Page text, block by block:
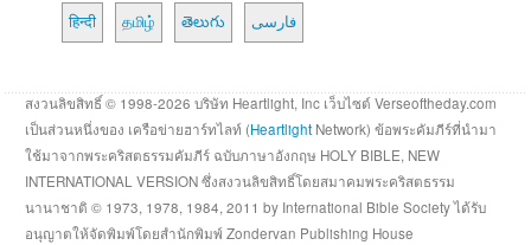
हिन्दी தமிழ் తెలుగు فارسی
สงวนลิขสิทธิ์ © 1998-2026 บริษัท Heartlight, Inc เว็บไซต์ Verseoftheday.com
เป็นส่วนหนึ่งของ เครือข่ายฮาร์ทไลท์ (Heartlight Network) ข้อพระคัมภีร์ที่นำมา
ใช้มาจากพระคริสตธรรมคัมภีร์ ฉบับภาษาอังกฤษ HOLY BIBLE, NEW
INTERNATIONAL VERSION ซึ่งสงวนลิขสิทธิ์โดยสมาคมพระคริสตธรรม
นานาชาติ © 1973, 1978, 1984, 2011 by International Bible Society ได้รับ
อนุญาตให้จัดพิมพ์โดยสำนักพิมพ์ Zondervan Publishing House